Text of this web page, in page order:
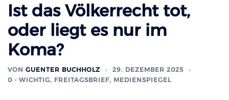
Ist das Völkerrecht tot,
oder liegt es nur im
Koma?
VON GUENTER BUCHHOLZ
29. DEZEMBER 2025
0 - WICHTIG, FREITAGSBRIEF, MEDIENSPIEGEL